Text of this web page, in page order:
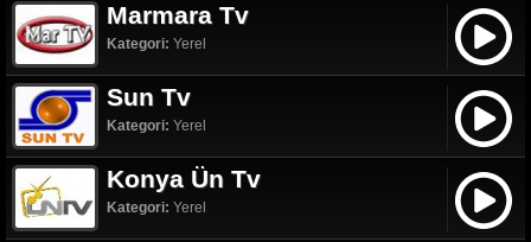
Marmara Tv
Kategori: Yerel
Sun Tv
Kategori: Yerel
Konya Ün Tv
Kategori: Yerel